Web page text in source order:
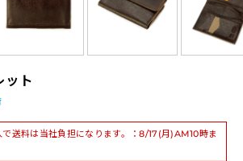
ット
送料は当社負担になります。：8/17(月)AM10時ま